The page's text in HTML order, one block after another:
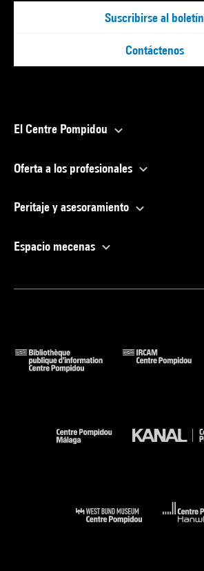
Suscribirse al boletín
Contáctenos
El Centre Pompidou
Oferta a los profesionales
Peritaje y asesoramiento
Espacio mecenas